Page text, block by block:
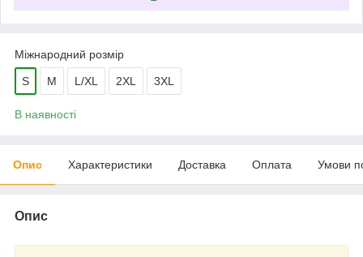
Міжнародний розмір
S M L/XL 2XL 3XL
В наявності
Опис Характеристики Доставка Оплата Умови
Опис